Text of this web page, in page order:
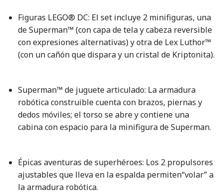
Figuras LEGO® DC: El set incluye 2 minifiguras, una
de Superman™ (con capa de tela y cabeza reversible
con expresiones alternativas) y otra de Lex Luthor™
(con un cañón que dispara y un cristal de Kriptonita).
Superman™ de juguete articulado: La armadura
robótica construible cuenta con brazos, piernas y
dedos móviles; el torso se abre y contiene una
cabina con espacio para la minifigura de Superman.
Épicas aventuras de superhéroes: Los 2 propulsores
ajustables que lleva en la espalda permiten“volar” a
la armadura robótica.